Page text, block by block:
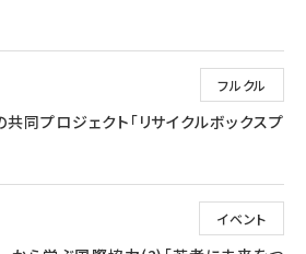
フルクル
共同プロジェクト「リサイクルボックスプ
イベント